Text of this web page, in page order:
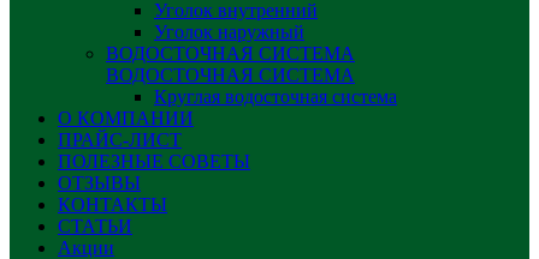
Уголок внутренний
Уголок наружный
ВОДОСТОЧНАЯ СИСТЕМА
ВОДОСТОЧНАЯ СИСТЕМА
Круглая водосточная система
О КОМПАНИИ
ПРАЙС-ЛИСТ
ПОЛЕЗНЫЕ СОВЕТЫ
ОТЗЫВЫ
КОНТАКТЫ
СТАТЬИ
Акции